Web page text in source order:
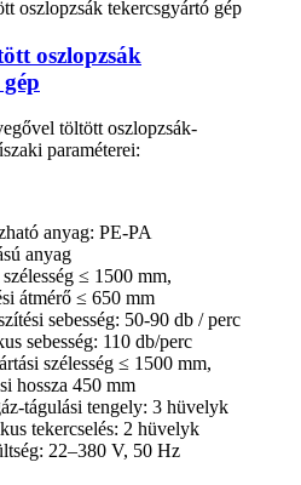
oszlopzsák
töltött oszlopzsák-
paraméterei:
anyag: PE-PA
anyag
≤ 1500 mm,
átmérő ≤ 650 mm
sebesség: 50-90 db / perc
sebesség: 110 db/perc
szélesség ≤ 1500 mm,
hossza 450 mm
tágulási tengely: 3 hüvelyk
tekercselés: 2 hüvelyk
22–380 V, 50 Hz